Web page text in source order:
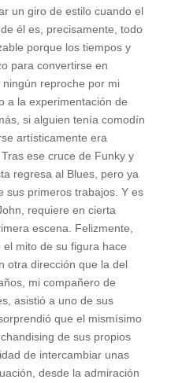
un giro de estilo cuando el
él es, precisamente, todo
porque los tiempos y
para convertirse en
reproche por mi
a la experimentación de
si alguien tenía comodín
artísticamente era
ese cruce de Funky y
regresa al Blues, pero ya
sus primeros trabajos. Y es
requiere en cierta
escena. Felizmente,
mito de su figura hace
otra dirección que la del
mi compañero de
asistió a uno de sus
que el mismísimo
de sus propios
de intercambiar unas
desde la admiración